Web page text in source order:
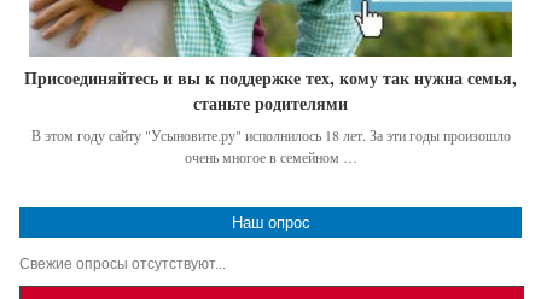
Присоединяйтесь и вы к поддержке тех, кому так нужна семья,
станьте родителями
В этом году сайту "Усыновите.ру" исполнилось 18 лет. За эти годы произошло
очень многое в семейном …
Наш опрос
Свежие опросы отсутствуют...